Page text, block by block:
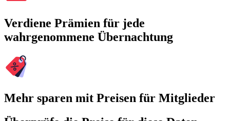
Verdiene Prämien für jede
wahrgenommene Übernachtung
Mehr sparen mit Preisen für Mitglieder